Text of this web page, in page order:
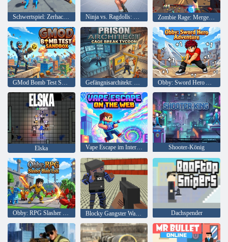
Schwertspiel: Zerhacke deine Feinde! Ninja vs. Ragdolls: Scharfer Messerwurf! Zombie Rage: Merge 3D
GMod Bomb Test Sandbox Gefängnisarchitekt: Cage Break Tycoon Obby: Sword Hero Adventure
Elska Vape Escape im Internet Shooter-König
Obby: RPG Slasher Blade Loot Blocky Gangster Warfare Dachspender